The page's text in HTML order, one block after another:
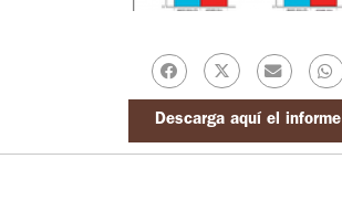
Descarga aquí el informe